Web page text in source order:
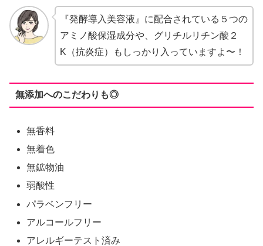
『発酵導入美容液』に配合されている５つの
アミノ酸保湿成分や、グリチルリチン酸２
K（抗炎症）もしっかり入っていますよ〜！
無添加へのこだわりも◎
無香料
無着色
無鉱物油
弱酸性
パラベンフリー
アルコールフリー
アレルギーテスト済み